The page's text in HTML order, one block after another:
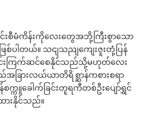
င်းစီမံကိန်းကိုလေးတွေအဘို့ကြီးစွာသော
စ်ပါတယ်။ သငျသညျကျေးဇူးတုံ့ပြန်
င်းကြက်ဆင်စေနိုင်သည်သို့မဟုတ်လေး
ြားလယ်ယာတိရိစ္ဆာန်ကစားစရာ
က္ကူခေါက်ခြင်းတူရကီတစ်ဦးပျော်ရွှင်
ားနိုင်သည်။